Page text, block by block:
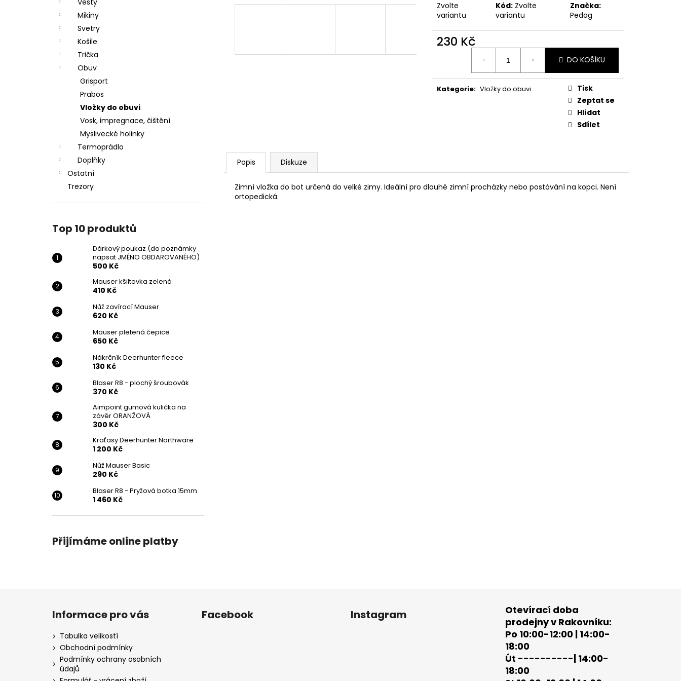
Vesty
Mikiny
Svetry
Košile
Trička
Obuv
Grisport
Prabos
Vložky do obuvi
Vosk, impregnace, čištění
Myslivecké holinky
Termoprádlo
Doplňky
Ostatní
Trezory
Top 10 produktů
Dárkový poukaz (do poznámky
napsat JMÉNO OBDAROVANÉHO)
500 Kč
Mauser kšiltovka zelená
410 Kč
Nůž zavírací Mauser
620 Kč
Mauser pletená čepice
650 Kč
Nákrčník Deerhunter fleece
130 Kč
Blaser R8 - plochý šroubovák
370 Kč
Aimpoint gumová kulička na
závěr ORANŽOVÁ
300 Kč
Kraťasy Deerhunter Northware
1 200 Kč
Nůž Mauser Basic
290 Kč
Blaser R8 - Pryžová botka 15mm
1 460 Kč
Přijímáme online platby
Zvolte
variantu
Kód: Zvolte
variantu
Značka:
Pedag
230 Kč
DO KOŠÍKU
Kategorie: Vložky do obuvi
Tisk
Zeptat se
Hlídat
Sdílet
Popis Diskuze
Zimní vložka do bot určená do velké zimy. Ideální pro dlouhé zimní procházky nebo postávání na kopci. Není
ortopedická.
DÁRKOVÝ POUKAZ (DO POZNÁMKY
NAPSAT JMÉNO OBDAROVANÉHO)
500 Kč
MAUSER KŠILTOVKA ZELENÁ
NŮŽ ZAVÍRACÍ MAUSER
Z
Informace pro vás
Tabulka velikostí
Obchodní podmínky
Podmínky ochrany osobních
údajů
Facebook Instagram
Otevírací doba
prodejny v Rakovníku:
Po 10:00-12:00 | 14:00-
18:00
Út ----------| 14:00-
18:00